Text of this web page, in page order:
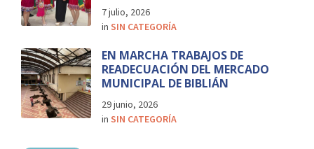
7 julio, 2026
in SIN CATEGORÍA
EN MARCHA TRABAJOS DE
READECUACIÓN DEL MERCADO
MUNICIPAL DE BIBLIÁN
29 junio, 2026
in SIN CATEGORÍA